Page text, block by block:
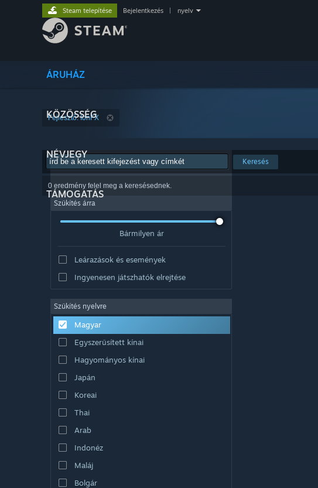
ÁRUHÁZ
KÖZÖSSÉG
NÉVJEGY
TÁMOGATÁS
Steam telepítése Bejelentkezés nyelv
Fejlesztő: IonFX
Keresés
0 eredmény felel meg a keresésednek.
Szűkítés árra
Bármilyen ár
Leárazások és események
Ingyenesen játszhatók elrejtése
Szűkítés nyelvre
Magyar
Egyszerűsített kínai
Hagyományos kínai
Japán
Koreai
Thai
Arab
Indonéz
Maláj
Bolgár